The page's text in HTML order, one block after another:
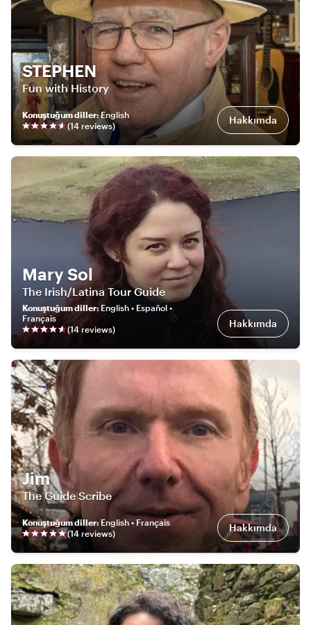
STEPHEN
Fun with History
Konuştuğum diller:English
(14 reviews) Hakkımda
Mary Sol
The Irish/Latina Tour Guide
Konuştuğum diller: English • Español •
Français
(14reviews) Hakkımda
Jim
The Guide Scribe
Konuştuğum diller: English • Français
(14 reviews) Hakkımda